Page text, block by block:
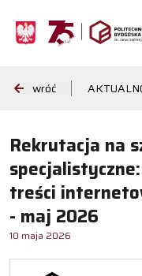
wróć
Rekrutacja na
treści
- maj 2026
10 maja 2026